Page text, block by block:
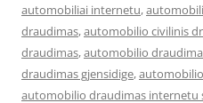
automobiliai internetu,
draudimas,automobilio civilinis
draudimas,automobilio
draudimas gjensidige,
automobilio draudimas internetu